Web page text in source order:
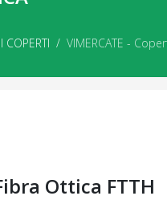
COPERTI VIMERCATE -
Ottica FTTH